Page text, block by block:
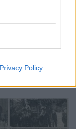
Privacy Policy